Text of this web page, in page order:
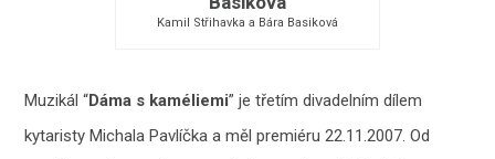
Kamil Střihavka a Bára Basiková
Muzikál “Dáma s kaméliemi” je třetím divadelním dílem
kytaristy Michala Pavlíčka a měl premiéru 22.11.2007. Od